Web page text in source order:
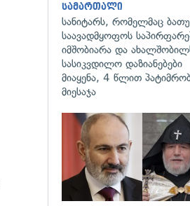
სამართალი
სანიტარს, რომელმაც
საავადმყოფოს
იმშობიარა და
სასიკვდილო დაზიანებები
მიაყენა, 4 წლით
მიესაჯა